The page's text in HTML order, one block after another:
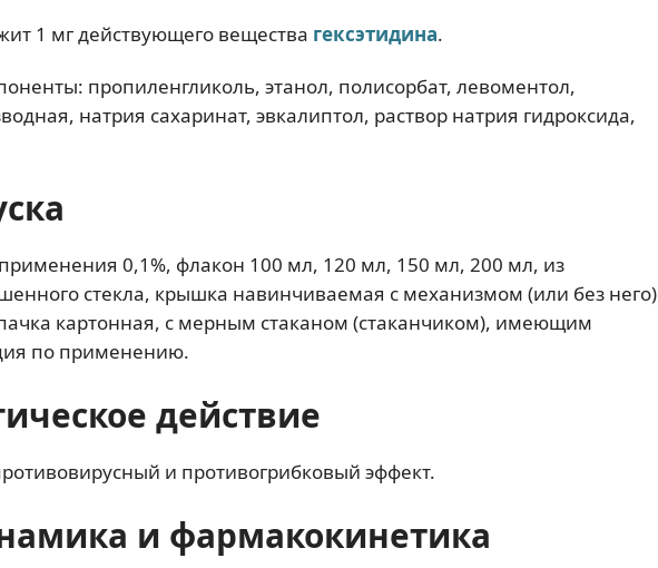
1 мг действующего вещества гексэтидина.
пропиленгликоль, этанол, полисорбат, левоментол,
натрия сахаринат, эвкалиптол, раствор натрия гидроксида,
0,1%, флакон 100 мл, 120 мл, 150 мл, 200 мл, из
стекла, крышка навинчиваемая с механизмом (или без него)
картонная, с мерным стаканом (стаканчиком), имеющим
по применению.
действие
и противогрибковый эффект.
и фармакокинетика